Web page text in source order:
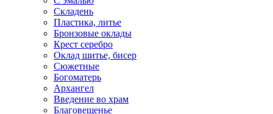
Складень
Пластика, литье
Бронзовые оклады
Крест серебро
Оклад шитье, бисер
Сюжетные
Богоматерь
Архангел
Введение во храм
Благовещенье